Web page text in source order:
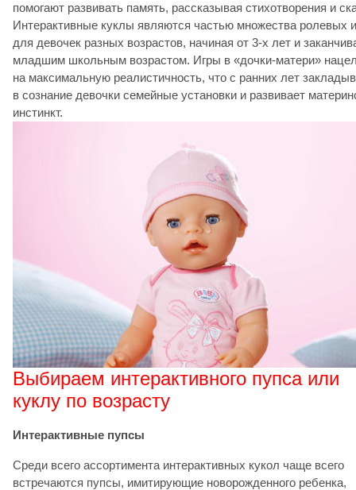
помогают развивать память, рассказывая стихотворения и
Интерактивные куклы являются частью множества ролевых
для девочек разных возрастов, начиная от 3-х лет и
младшим школьным возрастом. Игры в «дочки-матери»
на максимальную реалистичность, что с ранних лет
в сознание девочки семейные установки и развивает
инстинкт.
Выбираем интерактивного пупса или
куклу по возрасту
Интерактивные пупсы
Среди всего ассортимента интерактивных кукол чаще всего
встречаются пупсы, имитирующие новорожденного ребенка,